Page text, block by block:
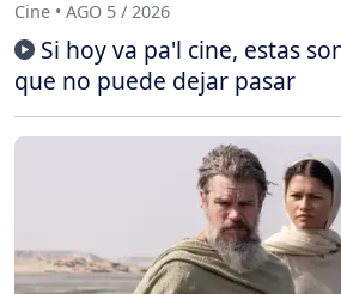
Cine • AGO 5 / 2026
Si hoy va pa'l cine, estas
que no puede dejar pasar